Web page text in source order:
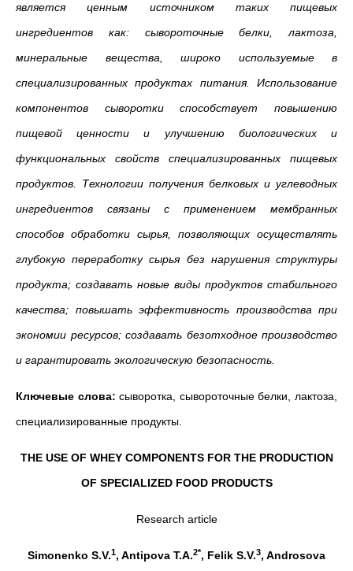
является ценным источником таких пищевых
ингредиентов как: сывороточные белки, лактоза,
минеральные вещества, широко используемые в
специализированных продуктах питания. Использование
компонентов сыворотки способствует повышению
пищевой ценности и улучшению биологических и
функциональных свойств специализированных пищевых
продуктов. Технологии получения белковых и углеводных
ингредиентов связаны с применением мембранных
способов обработки сырья, позволяющих осуществлять
глубокую переработку сырья без нарушения структуры
продукта; создавать новые виды продуктов стабильного
качества; повышать эффективность производства при
экономии ресурсов; создавать безотходное производство
и гарантировать экологическую безопасность.
Ключевые слова: сыворотка, сывороточные белки, лактоза,
специализированные продукты.
THE USE OF WHEY COMPONENTS FOR THE PRODUCTION
OF SPECIALIZED FOOD PRODUCTS
Research article
Simonenko S.V.1, Antipova T.A.2*, Felik S.V.3, Androsova